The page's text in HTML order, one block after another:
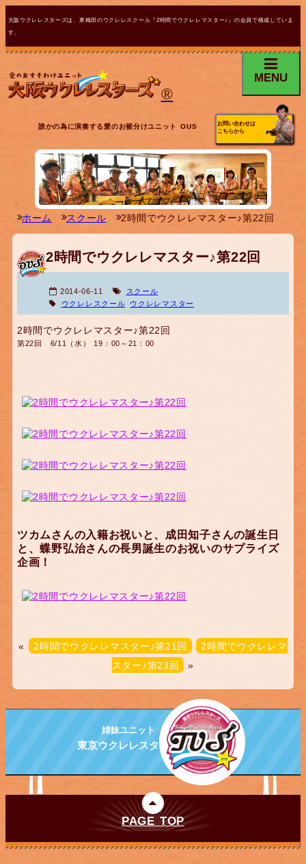
大阪ウクレレスターズは、東梅田のウクレレスクール『2時間でウクレレマスター♪』の会員で構成していま
す。
®
MENU
誰かの為に演奏する愛のお裾分けユニット OUS
お問い合わせは
こちらから
ホーム スクール 2時間でウクレレマスター♪第22回
2時間でウクレレマスター♪第22回
2014-06-11
スクール
ウクレレスクール
ウクレレマスター
2時間でウクレレマスター♪第22回
第22回 6/11（水） 19：00～21：00
ツカムさんの入籍お祝いと、成田知子さんの誕生日
と、蝶野弘治さんの長男誕生のお祝いのサプライズ
企画！
« 2時間でウクレレマスター♪第21回
2時間でウクレレマ
スター♪第23回
»
姉妹ユニット
東京ウクレレスターズ
PAGE TOP